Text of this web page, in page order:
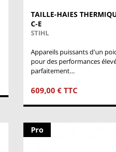
TAILLE-HAIES
C-E
STIHL
Appareils puissants d'un
pour des performances
parfaitement…
609,00 € TTC
Pro